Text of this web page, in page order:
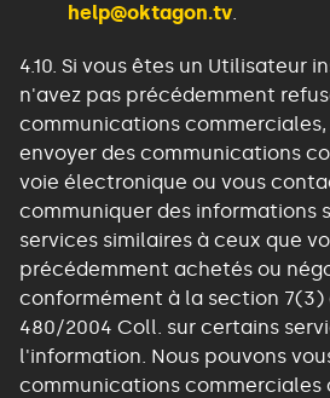
help@oktagon.tv.
4.10. Si vous êtes un Utilisateur
n'avez pas précédemment
communications commerciales,
envoyer des communications
voie électronique ou vous
communiquer des informations
services similaires à ceux que
précédemment achetés ou
conformément à la section 7(3)
480/2004 Coll. sur certains
l'information. Nous pouvons
communications